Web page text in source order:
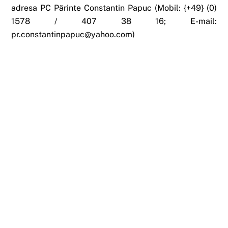
adresa PC Părinte Constantin Papuc (Mobil: {+49} (0)
1578 / 407 38 16; E-mail:
pr.constantinpapuc@yahoo.com)